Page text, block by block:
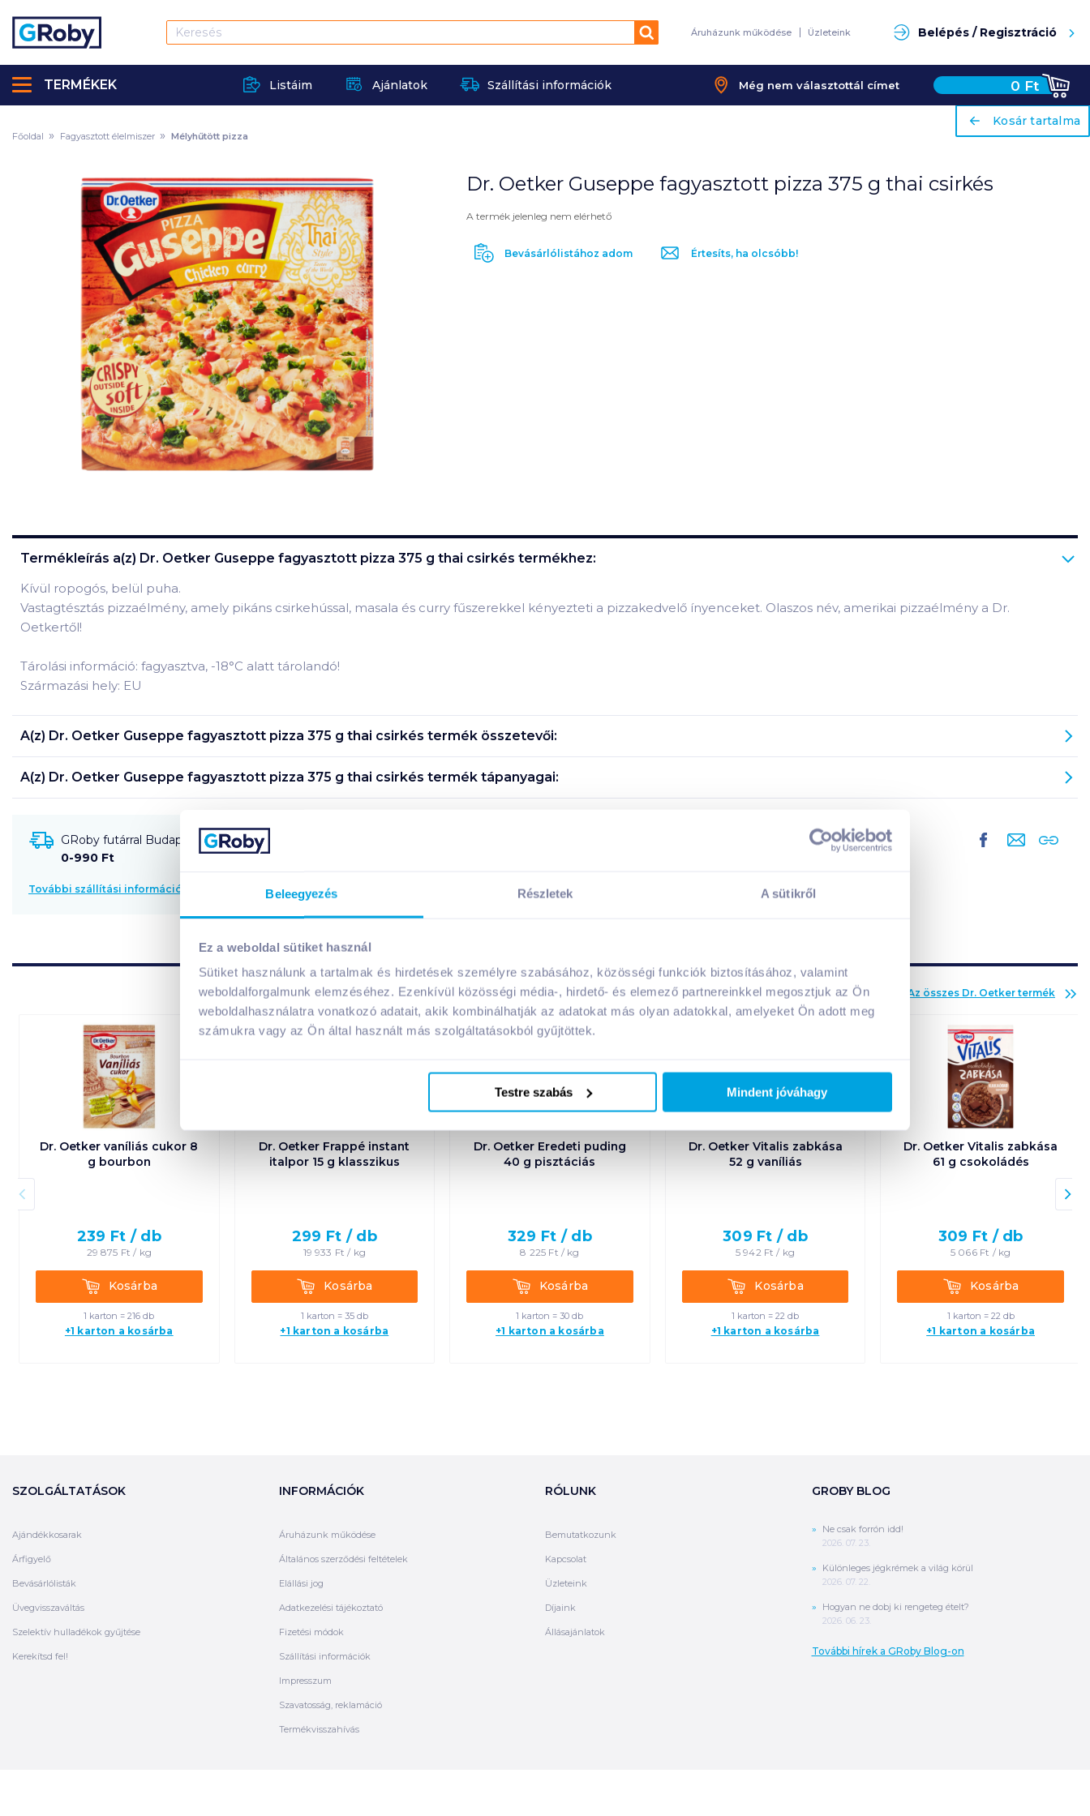
Beleegyezés Részletek A sütikről
Ez a weboldal sütiket használ
Sütiket használunk a tartalmak és hirdetések személyre szabásához, közösségi funkciók biztosításához, valamint
weboldalforgalmunk elemzéséhez. Ezenkívül közösségi média-, hirdető- és elemező partnereinkkel megosztjuk az Ön
weboldalhasználatra vonatkozó adatait, akik kombinálhatják az adatokat más olyan adatokkal, amelyeket Ön adott meg
számukra vagy az Ön által használt más szolgáltatásokból gyűjtöttek.
Testre szabás Mindent jóváhagy
Keresés Áruházunk működése Üzleteink Belépés / Regisztráció
Listáim Ajánlatok Szállítási információk Még nem választottál címet 0 Ft
TERMÉKEK
ariaLabel
Kosár tartalma
A kosarad jelenleg üres.
Főoldal Fagyasztott élelmiszer Mélyhűtött pizza
Dr. Oetker Guseppe fagyasztott pizza 375 g thai csirkés
A termék jelenleg nem elérhető
Bevásárlólistához adom Értesíts, ha olcsóbb!
Termékleírás a(z) Dr. Oetker Guseppe fagyasztott pizza 375 g thai csirkés termékhez:
Kívül ropogós, belül puha.
Vastagtésztás pizzaélmény, amely pikáns csirkehússal, masala és curry fűszerekkel kényezteti a pizzakedvelő ínyenceket. Olaszos név, amerikai pizzaélmény a Dr.
Oetkertől!
Tárolási információ: fagyasztva, -18°C alatt tárolandó!
Származási hely: EU
A(z) Dr. Oetker Guseppe fagyasztott pizza 375 g thai csirkés termék összetevői:
A(z) Dr. Oetker Guseppe fagyasztott pizza 375 g thai csirkés termék tápanyagai:
GRoby futárral Budapestre és környékére szállítható
0-990 Ft
További szállítási információk
Az összes Dr. Oetker termék
Dr. Oetker vaníliás cukor 8
g bourbon
239 Ft / db
29 875 Ft / kg
KosárbaKosárba
1 karton = 216 db
+1 karton a kosárba
Dr. Oetker Frappé instant
italpor 15 g klasszikus
299 Ft / db
19 933 Ft / kg
KosárbaKosárba
1 karton = 35 db
+1 karton a kosárba
Dr. Oetker Eredeti puding
40 g pisztáciás
329 Ft / db
8 225 Ft / kg
KosárbaKosárba
1 karton = 30 db
+1 karton a kosárba
Dr. Oetker Vitalis zabkása
52 g vaníliás
309 Ft / db
5 942 Ft / kg
KosárbaKosárba
1 karton = 22 db
+1 karton a kosárba
Dr. Oetker Vitalis zabkása
61 g csokoládés
309 Ft / db
5 066Ft / kg
KosárbaKosárba
1 karton = 22 db
+1 karton a kosárba
SZOLGÁLTATÁSOK
Ajándékkosarak
Árfigyelő
Bevásárlólisták
Üvegvisszaváltás
Szelektív hulladékok gyűjtése
Kerekítsd fel!
INFORMÁCIÓK
Áruházunk működése
Általános szerződési feltételek
Elállási jog
Adatkezelési tájékoztató
Fizetési módok
Szállítási információk
Impresszum
Szavatosság, reklamáció
Termékvisszahívás
RÓLUNK
Bemutatkozunk
Kapcsolat
Üzleteink
Díjaink
Állásajánlatok
GROBY BLOG
Ne csak forrón idd!
2026. 07. 23.
Különleges jégkrémek a világ körül
2026. 07. 22.
Hogyan ne dobj ki rengeteg ételt?
2026. 06. 23.
További hírek a GRoby Blog-on